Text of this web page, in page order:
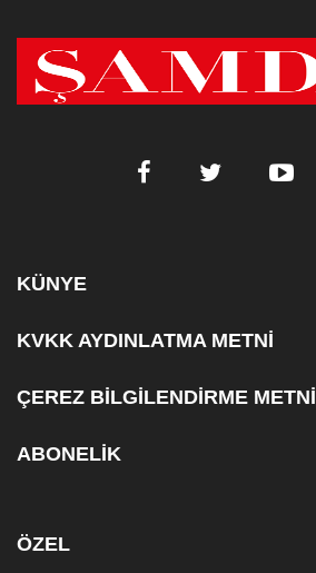
KÜNYE
KVKK AYDINLATMA METNİ
ÇEREZ BİLGİLENDİRME METNİ
ABONELİK
ÖZEL